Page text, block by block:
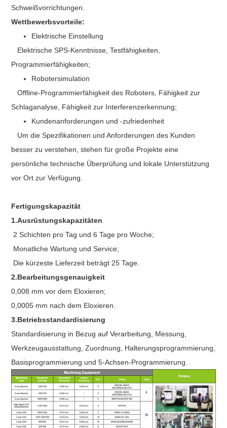
Schweißvorrichtungen.
Wettbewerbsvorteile:
Elektrische Einstellung
Elektrische SPS-Kenntnisse, Testfähigkeiten,
Programmierfähigkeiten;
Robotersimulation
Offline-Programmierfähigkeit des Roboters, Fähigkeit zur
Schlaganalyse, Fähigkeit zur Interferenzerkennung;
Kundenanforderungen und -zufriedenheit
Um die Spezifikationen und Anforderungen des Kunden
besser zu verstehen, stehen für große Projekte eine
persönliche technische Überprüfung und lokale Unterstützung
vor Ort zur Verfügung.
Fertigungskapazität
1.Ausrüstungskapazitäten
2 Schichten pro Tag und 6 Tage pro Woche;
Monatliche Wartung und Service;
Die kürzeste Lieferzeit beträgt 25 Tage.
2.Bearbeitungsgenauigkeit
0,008 mm vor dem Eloxieren;
0,0005 mm nach dem Eloxieren.
3.Betriebsstandardisierung
Standardisierung in Bezug auf Verarbeitung, Messung,
Werkzeugausstattung, Zuordnung, Halterungsprogrammierung,
Basisprogrammierung und 5-Achsen-Programmierung.